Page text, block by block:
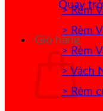
Quay
Giỏ hàng
> Rèm
> Rèm
> Rèm
> Vách
> Rèm